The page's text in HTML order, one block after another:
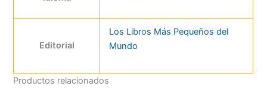
Editorial
Los Libros Más Pequeños del
Mundo
Productos relacionados